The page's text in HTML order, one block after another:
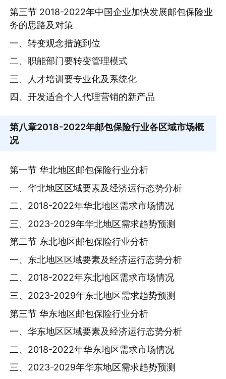
第三节 2018-2022年中国企业加快发展邮包保险业
务的思路及对策
一、转变观念措施到位
二、职能部门要转变管理模式
三、人才培训要专业化及系统化
四、开发适合个人代理营销的新产品
第八章2018-2022年邮包保险行业各区域市场概
况
第一节 华北地区邮包保险行业分析
一、华北地区区域要素及经济运行态势分析
二、2018-2022年华北地区需求市场情况
三、2023-2029年华北地区需求趋势预测
第二节 东北地区邮包保险行业分析
一、东北地区区域要素及经济运行态势分析
二、2018-2022年东北地区需求市场情况
三、2023-2029年东北地区需求趋势预测
第三节 华东地区邮包保险行业分析
一、华东地区区域要素及经济运行态势分析
二、2018-2022年华东地区需求市场情况
三、2023-2029年华东地区需求趋势预测